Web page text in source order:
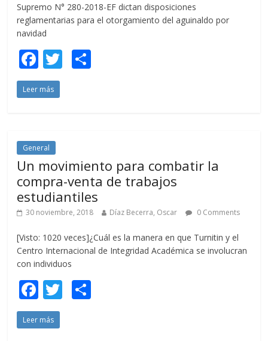
Supremo N° 280-2018-EF dictan disposiciones
reglamentarias para el otorgamiento del aguinaldo por
navidad
F
ac
e
o
o
k
T
r
Leer más
General
Un movimiento para combatir la
compra-venta de trabajos
estudiantiles
30 noviembre, 2018 Díaz Becerra, Oscar 0 Comments
[Visto: 1020 veces]¿Cuál es la manera en que Turnitin y el
Centro Internacional de Integridad Académica se involucran
con individuos
F
ac
e
T
Leer más